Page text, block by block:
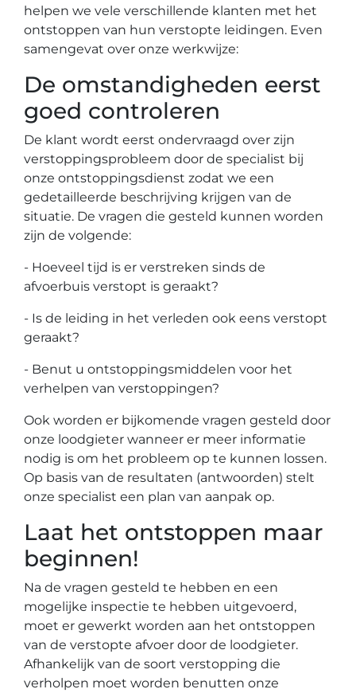
helpen we vele verschillende klanten met het
ontstoppen van hun verstopte leidingen. Even
samengevat over onze werkwijze:
De omstandigheden eerst
goed controleren
De klant wordt eerst ondervraagd over zijn
verstoppingsprobleem door de specialist bij
onze ontstoppingsdienst zodat we een
gedetailleerde beschrijving krijgen van de
situatie. De vragen die gesteld kunnen worden
zijn de volgende:
- Hoeveel tijd is er verstreken sinds de
afvoerbuis verstopt is geraakt?
- Is de leiding in het verleden ook eens verstopt
geraakt?
- Benut u ontstoppingsmiddelen voor het
verhelpen van verstoppingen?
Ook worden er bijkomende vragen gesteld door
onze loodgieter wanneer er meer informatie
nodig is om het probleem op te kunnen lossen.
Op basis van de resultaten (antwoorden) stelt
onze specialist een plan van aanpak op.
Laat het ontstoppen maar
beginnen!
Na de vragen gesteld te hebben en een
mogelijke inspectie te hebben uitgevoerd,
moet er gewerkt worden aan het ontstoppen
van de verstopte afvoer door de loodgieter.
Afhankelijk van de soort verstopping die
verholpen moet worden benutten onze